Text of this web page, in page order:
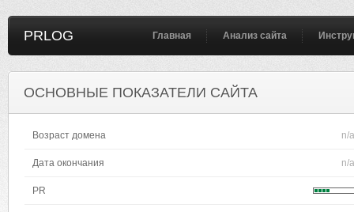
PRLOG Главная Анализ сайта
ОСНОВНЫЕ ПОКАЗАТЕЛИ САЙТА
Возраст домена n/a
Дата окончания n/a
PR